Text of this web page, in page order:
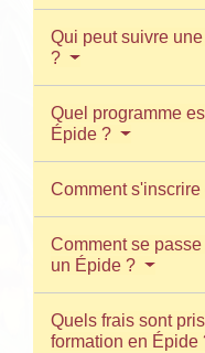
Qui peut suivre
?
Quel programme
Épide ?
Comment
Comment se
un Épide ?
Quels frais sont
formation en Épide